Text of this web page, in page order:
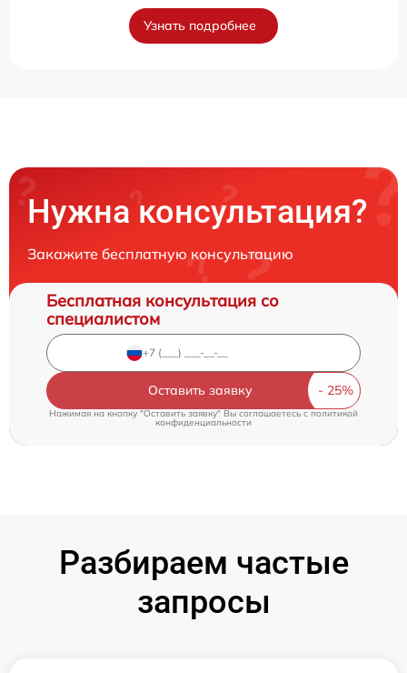
Узнать подробнее
Нужна консультация?
Закажите бесплатную консультацию
Бесплатная консультация со
специалистом
Оставить заявку
Нажимая на кнопку "Оставить заявку" Вы соглашаетесь cполитикой
конфиденциальности
Разбираем частые
запросы